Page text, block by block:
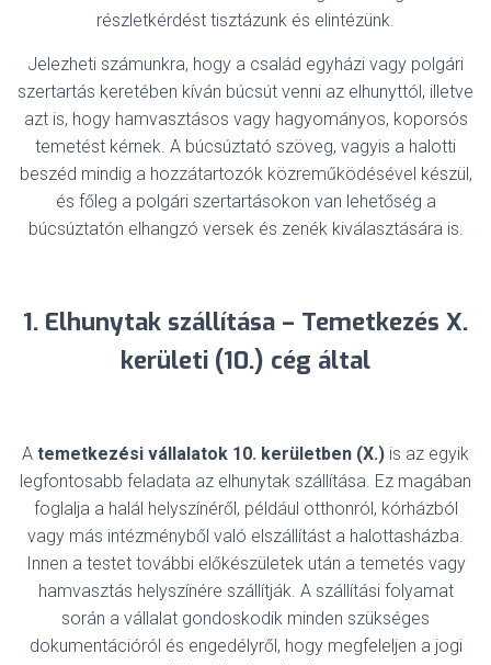
részletkérdést tisztázunk és elintézünk.
Jelezheti számunkra, hogy a család egyházi vagy polgári
szertartás keretében kíván búcsút venni az elhunyttól, illetve
azt is, hogy hamvasztásos vagy hagyományos, koporsós
temetést kérnek. A búcsúztató szöveg, vagyis a halotti
beszéd mindig a hozzátartozók közreműködésével készül,
és főleg a polgári szertartásokon van lehetőség a
búcsúztatón elhangzó versek és zenék kiválasztására is.
1. Elhunytak szállítása – Temetkezés X.
kerületi (10.) cég által
A temetkezési vállalatok 10. kerületben (X.) is az egyik
legfontosabb feladata az elhunytak szállítása. Ez magában
foglalja a halál helyszínéről, például otthonról, kórházból
vagy más intézményből való elszállítást a halottasházba.
Innen a testet további előkészületek után a temetés vagy
hamvasztás helyszínére szállítják. A szállítási folyamat
során a vállalat gondoskodik minden szükséges
dokumentációról és engedélyről, hogy megfeleljen a jogi